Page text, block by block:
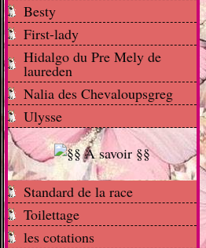
Besty
First-lady
Hidalgo du Pre Mely de
laureden
Nalia des Chevaloupsgreg
Ulysse
Standard de la race
Toilettage
les cotations